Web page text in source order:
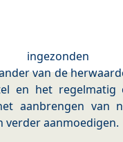
ingezonden
van de
en het
aanbrengen van
verder aanmoedigen.